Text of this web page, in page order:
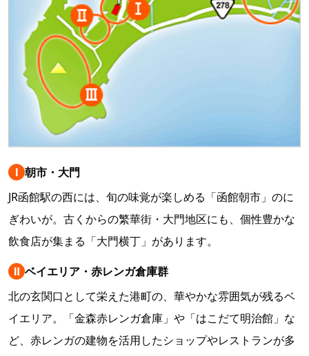
Ⅰ 朝市・大門
JR函館駅の西には、旬の味覚が楽しめる「函館朝市」のに
ぎわいが。古くからの繁華街・大門地区にも、個性豊かな
飲食店が集まる「大門横丁」があります。
Ⅱ ベイエリア・赤レンガ倉庫群
北の玄関口として栄えた港町の、華やかな雰囲気が残るベ
イエリア。「金森赤レンガ倉庫」や「はこだて明治館」な
ど、赤レンガの建物を活用したショップやレストランが多